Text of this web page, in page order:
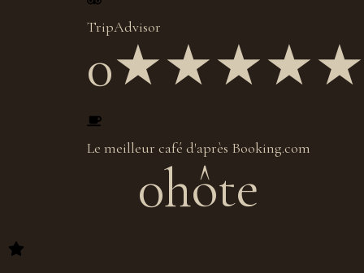
TripAdvisor
0★★★★★
Le meilleur café d'après Booking.com
0hôte